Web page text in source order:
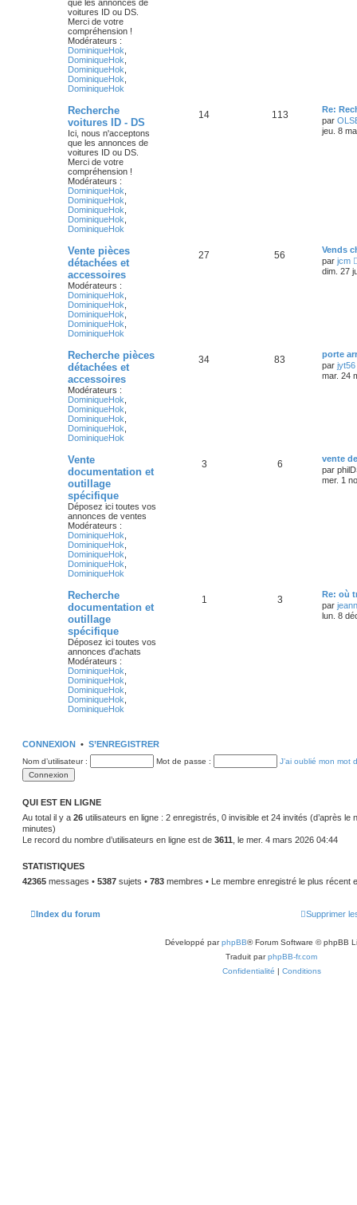
que les annonces de
voitures ID ou DS.
Merci de votre
compréhension !
Modérateurs :
DominiqueHok
DominiqueHok
DominiqueHok
DominiqueHok
DominiqueHok
Recherche
voitures ID - DS
Ici, nous n'acceptons
que les annonces de
voitures ID ou DS.
Merci de votre
compréhension !
Modérateurs :
DominiqueHok
DominiqueHok
DominiqueHok
DominiqueHok
DominiqueHok
14 113
Re:
par
jeu. 8
Vente pièces
détachées et
accessoires
Modérateurs :
DominiqueHok
DominiqueHok
DominiqueHok
DominiqueHok
DominiqueHok
27 56
Vends
par jcm
dim. 27
Recherche pièces
détachées et
accessoires
Modérateurs :
DominiqueHok
DominiqueHok
DominiqueHok
DominiqueHok
DominiqueHok
34 83
porte
par jyt56
mar. 24
Vente
documentation et
outillage
spécifique
Déposez ici toutes vos
annonces de ventes
Modérateurs :
DominiqueHok
DominiqueHok
DominiqueHok
DominiqueHok
DominiqueHok
3 6
vente
par
mer. 1
Recherche
documentation et
outillage
spécifique
Déposez ici toutes vos
annonces d'achats
Modérateurs :
DominiqueHok
DominiqueHok
DominiqueHok
DominiqueHok
DominiqueHok
1 3
Re: où
par
lun. 8
CONNEXION • S’ENREGISTRER
Nom d’utilisateur : Mot de passe : J’ai oublié mon mot
QUI EST EN LIGNE
Au total il y a 26 utilisateurs en ligne : 2 enregistrés, 0 invisible et 24 invités (d’après le
minutes)
Le record du nombre d’utilisateurs en ligne est de 3611 , le mer. 4 mars 2026 04:44
STATISTIQUES
42365 messages • 5387 sujets • 783 membres • Le membre enregistré le plus récent
Index du forum Supprimer
Développé parphpBB® Forum Software © phpBB
Traduit parphpBB-fr.com
Confidentialité | Conditions